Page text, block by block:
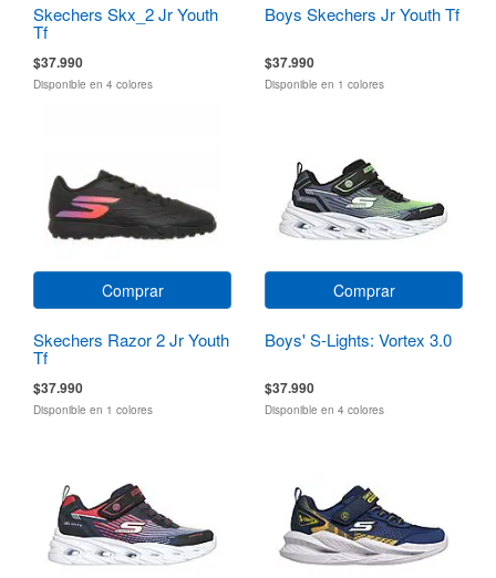
Skechers Skx_2 Jr Youth
Tf
$37.990
Disponible en 4 colores
Boys Skechers Jr Youth Tf
$37.990
Disponible en 1 colores
Comprar
Skechers Razor 2 Jr Youth
Tf
$37.990
Disponible en 1 colores
Comprar
Boys' S-Lights: Vortex 3.0
$37.990
Disponible en 4 colores